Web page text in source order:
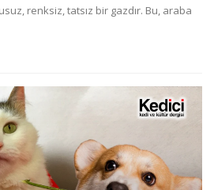
renksiz, tatsız bir gazdır. Bu, araba